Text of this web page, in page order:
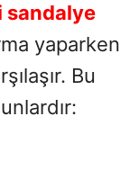
sandalye
yaparken
Bu